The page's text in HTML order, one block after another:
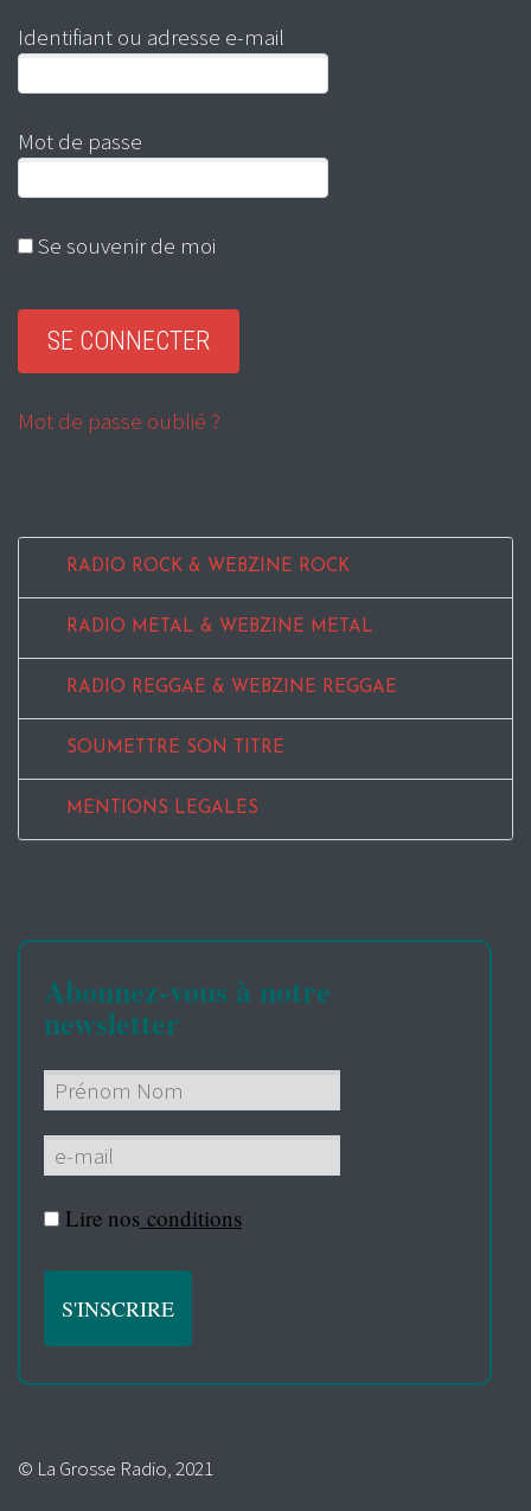
Identifiant ou adresse e-mail
Mot de passe
Se souvenir de moi
Mot de passe oublié ?
RADIO ROCK & WEBZINE ROCK
RADIO METAL & WEBZINE METAL
RADIO REGGAE & WEBZINE REGGAE
SOUMETTRE SON TITRE
MENTIONS LEGALES
Abonnez-vous à notre
newsletter
Lire nos conditions
© La Grosse Radio, 2021